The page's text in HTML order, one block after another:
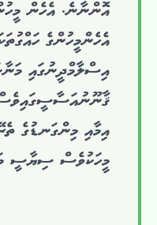
އޮންނާނެ. އެހެން
އެހެންމީހުންގެ
އިސްލާމްދީނުގައި
އިމާއި މިންގަނޑުގެ
މީހަކުވެސް ސިޔާސީ